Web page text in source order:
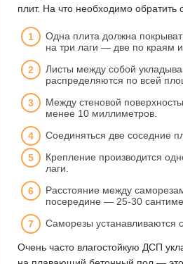
плит. На что необходимо обратить
Одна плита должна
на три лаги — две по краям
Листы между собой
распределяются по всей
Между стеновой
менее 10 миллиметров.
Соединяться две соседние
Крепление производится
лаги.
Расстояние между
посередине — 25-30
Саморезы устанавливаются
Очень часто влагостойкую ДСП